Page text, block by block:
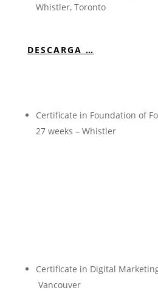
Whistler, Toronto
DESCARGA …
Certificate in Foundation of
27 weeks – Whistler
Certificate in Digital
Vancouver